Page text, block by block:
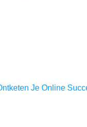
Je Online